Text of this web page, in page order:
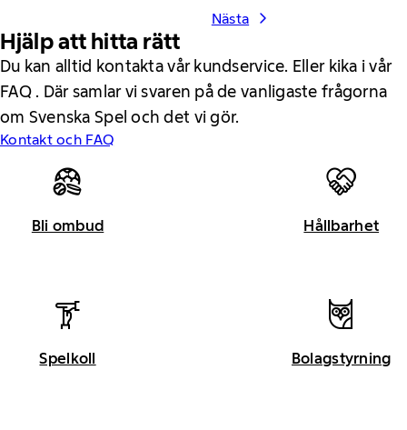
Nästa
Hjälp att hitta rätt
Du kan alltid kontakta vår kundservice. Eller kika i vår
FAQ . Där samlar vi svaren på de vanligaste frågorna
om Svenska Spel och det vi gör.
Kontakt och FAQ
Bli ombud Hållbarhet
Spelkoll Bolagstyrning